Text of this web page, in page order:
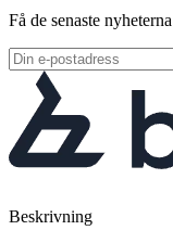
Få de senaste
Beskrivning